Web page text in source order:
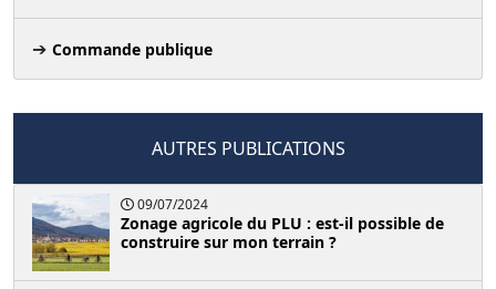
Commande publique
AUTRES PUBLICATIONS
09/07/2024
Zonage agricole du PLU : est-il possible de
construire sur mon terrain ?